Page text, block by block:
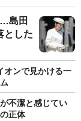
島田
とした
オンで見かける一
不潔と感じてい
正体